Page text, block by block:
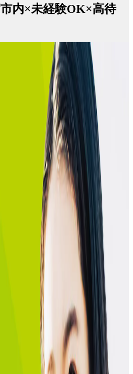
内×未経験OK×高待